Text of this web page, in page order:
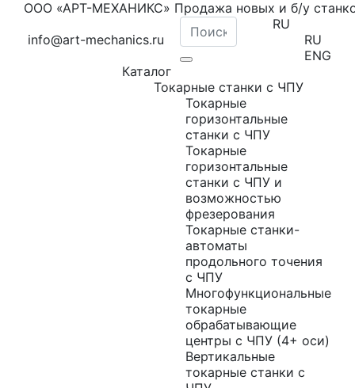
ООО «АРТ-МЕХАНИКС» Продажа новых и б/у
info@art-mechanics.ru
RU
RU
ENG
Каталог
Токарные станки с ЧПУ
Токарные
горизонтальные
станки с ЧПУ
Токарные
горизонтальные
станки с ЧПУ и
возможностью
фрезерования
Токарные станки-
автоматы
продольного точения
с ЧПУ
Многофункциональные
токарные
обрабатывающие
центры с ЧПУ (4+ оси)
Вертикальные
токарные станки с